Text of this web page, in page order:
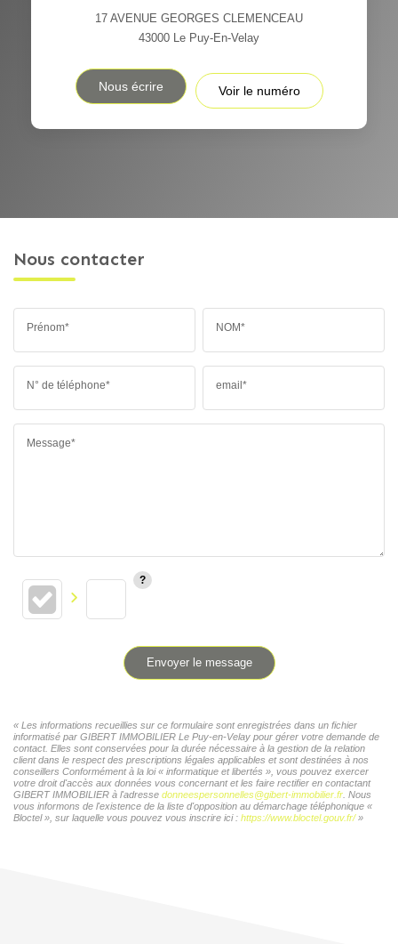
17 AVENUE GEORGES CLEMENCEAU
43000 Le Puy-En-Velay
Nous écrire Voir le numéro
Nous contacter
Prénom* NOM*
N° de téléphone* email*
Message*
Envoyer le message
« Les informations recueillies sur ce formulaire sont enregistrées dans un fichier
informatisé par GIBERT IMMOBILIER Le Puy-en-Velay pour gérer votre demande de
contact. Elles sont conservées pour la durée nécessaire à la gestion de la relation
client dans le respect des prescriptions légales applicables et sont destinées à nos
conseillers Conformément à la loi « informatique et libertés », vous pouvez exercer
votre droit d'accès aux données vous concernant et les faire rectifier en contactant
GIBERT IMMOBILIER à l'adresse donneespersonnelles@gibert-immobilier.fr . Nous
vous informons de l'existence de la liste d'opposition au démarchage téléphonique «
Bloctel », sur laquelle vous pouvez vous inscrire ici : https://www.bloctel.gouv.fr/»